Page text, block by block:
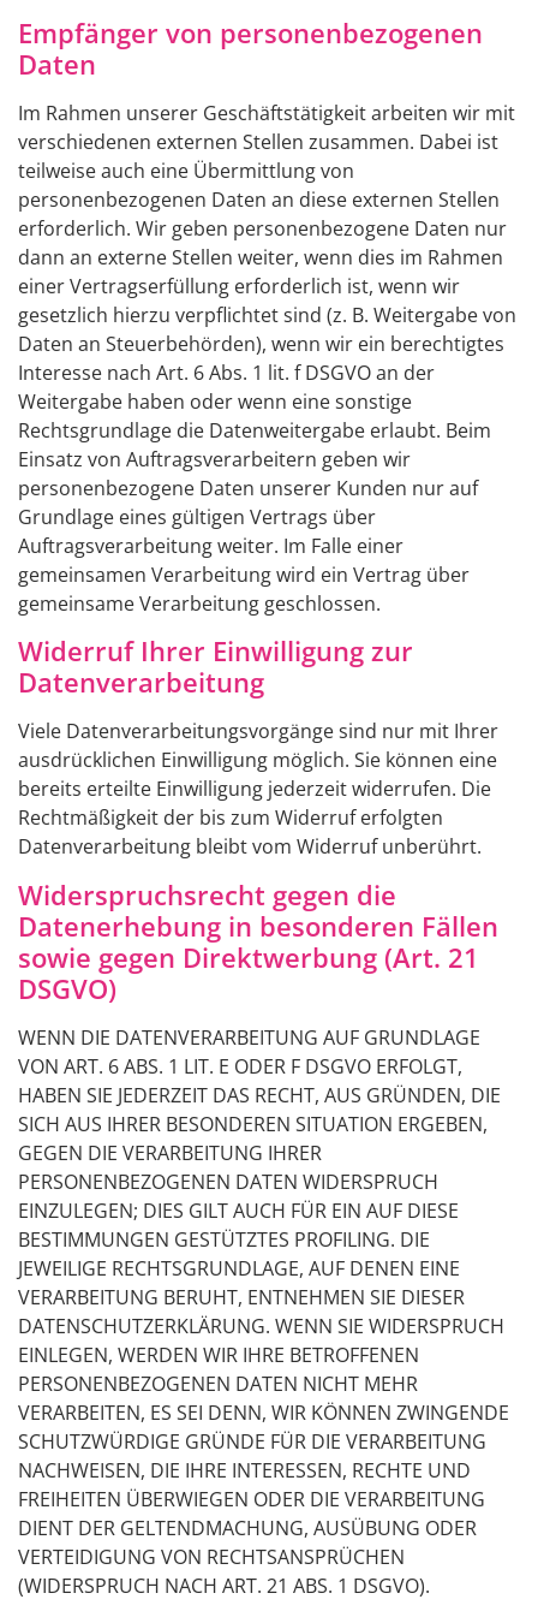
Empfänger von personenbezogenen
Daten
Im Rahmen unserer Geschäftstätigkeit arbeiten wir mit
verschiedenen externen Stellen zusammen. Dabei ist
teilweise auch eine Übermittlung von
personenbezogenen Daten an diese externen Stellen
erforderlich. Wir geben personenbezogene Daten nur
dann an externe Stellen weiter, wenn dies im Rahmen
einer Vertragserfüllung erforderlich ist, wenn wir
gesetzlich hierzu verpflichtet sind (z. B. Weitergabe von
Daten an Steuerbehörden), wenn wir ein berechtigtes
Interesse nach Art. 6 Abs. 1 lit. f DSGVO an der
Weitergabe haben oder wenn eine sonstige
Rechtsgrundlage die Datenweitergabe erlaubt. Beim
Einsatz von Auftragsverarbeitern geben wir
personenbezogene Daten unserer Kunden nur auf
Grundlage eines gültigen Vertrags über
Auftragsverarbeitung weiter. Im Falle einer
gemeinsamen Verarbeitung wird ein Vertrag über
gemeinsame Verarbeitung geschlossen.
Widerruf Ihrer Einwilligung zur
Datenverarbeitung
Viele Datenverarbeitungsvorgänge sind nur mit Ihrer
ausdrücklichen Einwilligung möglich. Sie können eine
bereits erteilte Einwilligung jederzeit widerrufen. Die
Rechtmäßigkeit der bis zum Widerruf erfolgten
Datenverarbeitung bleibt vom Widerruf unberührt.
Widerspruchsrecht gegen die
Datenerhebung in besonderen Fällen
sowie gegen Direktwerbung (Art. 21
DSGVO)
WENN DIE DATENVERARBEITUNG AUF GRUNDLAGE
VON ART. 6 ABS. 1 LIT. E ODER F DSGVO ERFOLGT,
HABEN SIE JEDERZEIT DAS RECHT, AUS GRÜNDEN, DIE
SICH AUS IHRER BESONDEREN SITUATION ERGEBEN,
GEGEN DIE VERARBEITUNG IHRER
PERSONENBEZOGENEN DATEN WIDERSPRUCH
EINZULEGEN; DIES GILT AUCH FÜR EIN AUF DIESE
BESTIMMUNGEN GESTÜTZTES PROFILING. DIE
JEWEILIGE RECHTSGRUNDLAGE, AUF DENEN EINE
VERARBEITUNG BERUHT, ENTNEHMEN SIE DIESER
DATENSCHUTZERKLÄRUNG. WENN SIE WIDERSPRUCH
EINLEGEN, WERDEN WIR IHRE BETROFFENEN
PERSONENBEZOGENEN DATEN NICHT MEHR
VERARBEITEN, ES SEI DENN, WIR KÖNNEN ZWINGENDE
SCHUTZWÜRDIGE GRÜNDE FÜR DIE VERARBEITUNG
NACHWEISEN, DIE IHRE INTERESSEN, RECHTE UND
FREIHEITEN ÜBERWIEGEN ODER DIE VERARBEITUNG
DIENT DER GELTENDMACHUNG, AUSÜBUNG ODER
VERTEIDIGUNG VON RECHTSANSPRÜCHEN
(WIDERSPRUCH NACH ART. 21 ABS. 1 DSGVO).